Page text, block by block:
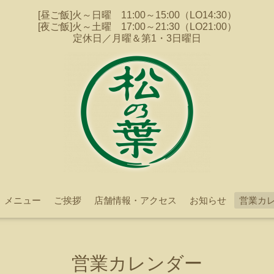
[昼ご飯]火～日曜 11:00～15:00（LO14:30）
[夜ご飯]火～土曜 17:00～21:30（LO21:00）
定休日／月曜＆第1・3日曜日
メニュー ご挨拶 店舗情報・アクセス お知らせ 営業カ
営業カレンダー